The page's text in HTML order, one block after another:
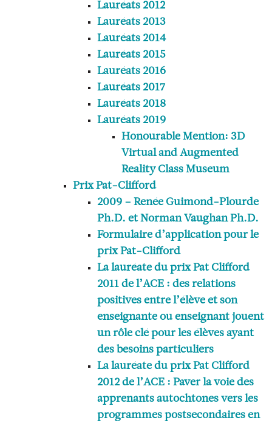
Lauréats 2012
Lauréats 2013
Lauréats 2014
Lauréats 2015
Lauréats 2016
Lauréats 2017
Lauréats 2018
Lauréats 2019
Honourable Mention: 3D
Virtual and Augmented
Reality Class Museum
Prix Pat-Clifford
2009 – Renée Guimond-Plourde
Ph.D. et Norman Vaughan Ph.D.
Formulaire d’application pour le
prix Pat-Clifford
La lauréate du prix Pat Clifford
2011 de l’ACE : des relations
positives entre l’élève et son
enseignante ou enseignant jouent
un rôle clé pour les élèves ayant
des besoins particuliers
La lauréate du prix Pat Clifford
2012 de l’ACE : Paver la voie des
apprenants autochtones vers les
programmes postsecondaires en